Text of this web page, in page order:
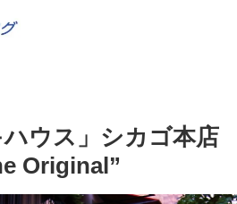
ハウス」シカゴ本
Original”